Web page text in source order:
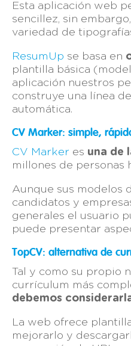
Esta aplicación web
sencillez, sin
variedad de
ResumUp se basa en
plantilla básica
aplicación nuestros
construye una línea
automática.
CV Marker: simple,
CV Marker es una de
millones de personas
Aunque sus modelos
candidatos y
generales el usuario
puede presentar
TopCV: alternativa de
Tal y como su propio
currículum más
debemos
La web ofrece
mejorarlo y